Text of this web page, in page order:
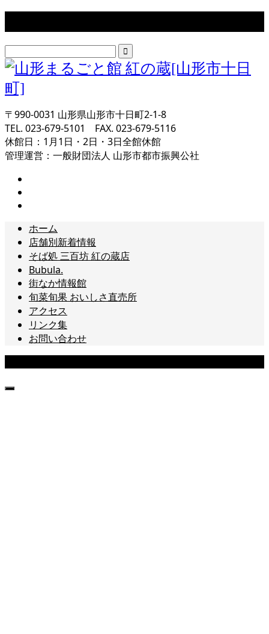
〒990-0031 山形県山形市十日町2-1-8
TEL. 023-679-5101 FAX. 023-679-5116
休館日：1月1日・2日・3日全館休館
管理運営：一般財団法人 山形市都市振興公社
ホーム
店舗別新着情報
そば処 三百坊 紅の蔵店
Bubula.
街なか情報館
旬菜旬果 おいしさ直売所
アクセス
リンク集
お問い合わせ